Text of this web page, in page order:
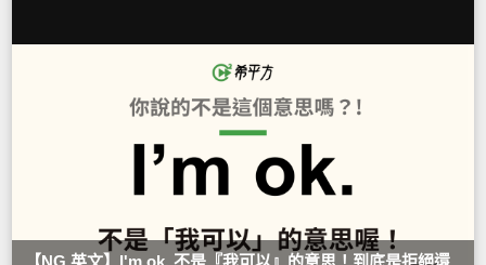
【NG 英文】I'm ok. 不是『我可以』的意思！到底是拒絕還